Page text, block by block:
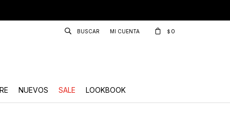
NUEVOS SALE LOOKBOOK
$ 0